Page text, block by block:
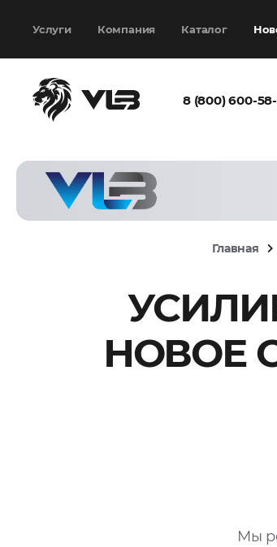
Услуги Компания Каталог
8 (800) 600-
Главная
НОВОЕ
Мы
выбран
Согласен с
политикой
конфиденциальности
и наобработку моих
Запросить расчёт